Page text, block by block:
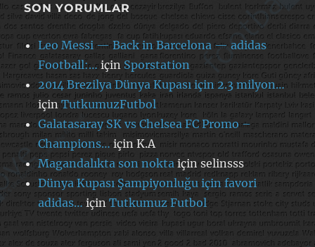
SON YORUMLAR
Leo Messi — Back in Barcelona — adidas
Football:… için Sporstation
2014 Brezilya Dünya Kupası için 2.3 milyon…
içinTutkumuzFutbol
Galatasaray SK vs Chelsea FC Promo –
Champions…içinK.A
Magandalıkta son nokta içinselinsss
Dünya Kupası Şampiyonluğu için favori
adidas… içinTutkumuz Futbol